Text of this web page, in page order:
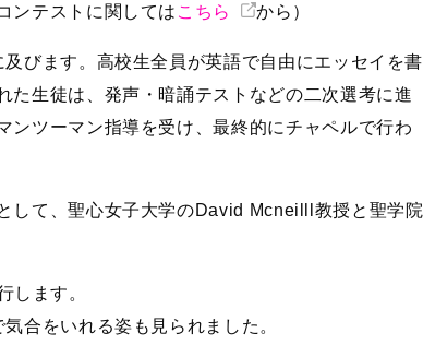
ンテストに関しては こちら から）
びます。高校生全員が英語で自由にエッセイを書
た生徒は、発声・暗誦テストなどの二次選考に進
ンツーマン指導を受け、最終的にチャペルで行わ
して、聖心女子大学のDavid Mcneilll教授と聖学院
します。
気合をいれる姿も見られました。